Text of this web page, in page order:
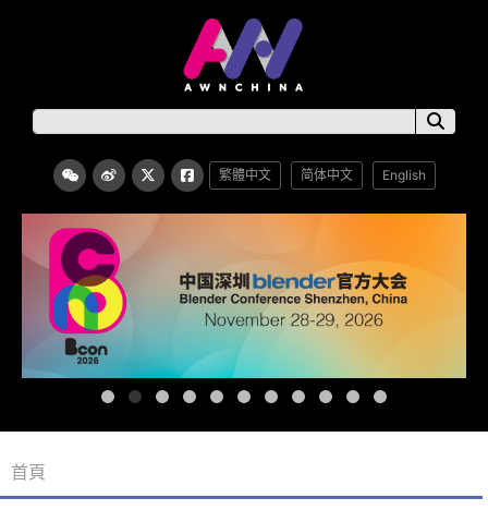
繁體中文 简体中文 English
首頁